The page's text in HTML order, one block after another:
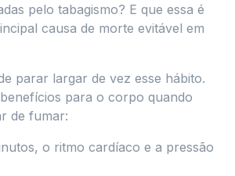
pelo tabagismo? E que essa é
causa de morte evitável em
parar largar de vez esse hábito.
para o corpo quando
de fumar:
o ritmo cardíaco e a pressão